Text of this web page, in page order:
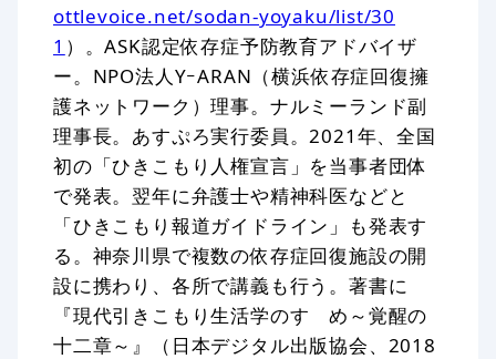
ottlevoice.net/sodan-yoyaku/list/30
1 ）。ASK認定依存症予防教育アドバイザ
ー。NPO法人YｰARAN（横浜依存症回復擁
護ネットワーク）理事。ナルミーランド副
理事長。あすぷろ実行委員。2021年、全国
初の「ひきこもり人権宣言」を当事者団体
で発表。翌年に弁護士や精神科医などと
「ひきこもり報道ガイドライン」も発表す
る。神奈川県で複数の依存症回復施設の開
設に携わり、各所で講義も行う。著書に
『現代引きこもり生活学のすゝめ～覚醒の
十二章～』（日本デジタル出版協会、2018